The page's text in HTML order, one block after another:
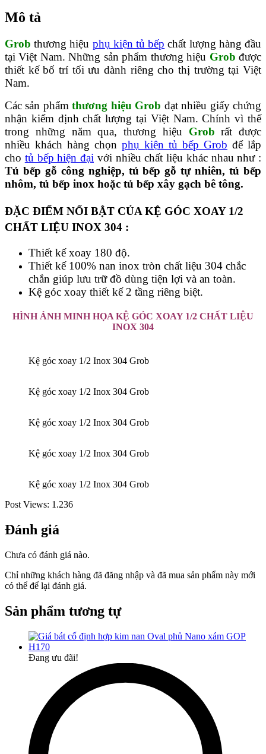
Mô tả
Grob thương hiệu phụ kiện tủ bếp chất lượng hàng đầu
tại Việt Nam. Những sản phẩm thương hiệu Grob được
thiết kế bố trí tối ưu dành riêng cho thị trường tại Việt
Nam.
Các sản phẩmthương hiệu Grob đạt nhiều giấy chứng
nhận kiểm định chất lượng tại Việt Nam. Chính vì thế
trong những năm qua, thương hiệu Grob rất được
nhiều khách hàng chọn phụ kiện tủ bếp Grob để lắp
cho tủ bếp hiện đại với nhiều chất liệu khác nhau như :
Tủ bếp gỗ công nghiệp, tủ bếp gỗ tự nhiên, tủ bếp
nhôm, tủ bếp inox hoặc tủ bếp xây gạch bê tông.
ĐẶC ĐIỂM NỔI BẬT CỦA KỆ GÓC XOAY 1/2
CHẤT LIỆU INOX 304 :
Thiết kế xoay 180 độ.
Thiết kế 100% nan inox tròn chất liệu 304 chắc
chắn giúp lưu trữ đồ dùng tiện lợi và an toàn.
Kệ góc xoay thiết kế 2 tầng riêng biệt.
HÌNH ẢNH MINH HỌA KỆ GÓC XOAY 1/2 CHẤT LIỆU
INOX 304
Kệ góc xoay 1/2 Inox 304 Grob
Kệ góc xoay 1/2 Inox 304 Grob
Kệ góc xoay 1/2 Inox 304 Grob
Kệ góc xoay 1/2 Inox 304 Grob
Kệ góc xoay 1/2 Inox 304 Grob
Post Views: 1.236
Đánh giá
Chưa có đánh giá nào.
Chỉ những khách hàng đã đăng nhập và đã mua sản phẩm này mới
có thể để lại đánh giá.
Sản phẩm tương tự
Đang ưu đãi!